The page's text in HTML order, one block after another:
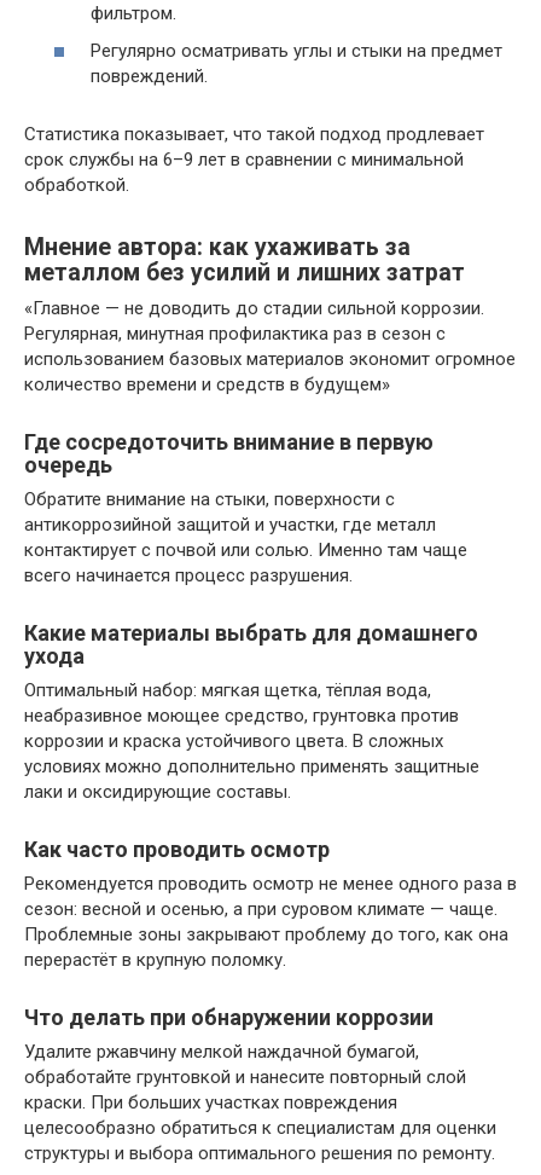
фильтром.
Регулярно осматривать углы и стыки на предмет
повреждений.
Статистика показывает, что такой подход продлевает
срок службы на 6–9 лет в сравнении с минимальной
обработкой.
Мнение автора: как ухаживать за
металлом без усилий и лишних затрат
«Главное — не доводить до стадии сильной коррозии.
Регулярная, минутная профилактика раз в сезон с
использованием базовых материалов экономит огромное
количество времени и средств в будущем»
Где сосредоточить внимание в первую
очередь
Обратите внимание на стыки, поверхности с
антикоррозийной защитой и участки, где металл
контактирует с почвой или солью. Именно там чаще
всего начинается процесс разрушения.
Какие материалы выбрать для домашнего
ухода
Оптимальный набор: мягкая щетка, тёплая вода,
неабразивное моющее средство, грунтовка против
коррозии и краска устойчивого цвета. В сложных
условиях можно дополнительно применять защитные
лаки и оксидирующие составы.
Как часто проводить осмотр
Рекомендуется проводить осмотр не менее одного раза в
сезон: весной и осенью, а при суровом климате — чаще.
Проблемные зоны закрывают проблему до того, как она
перерастёт в крупную поломку.
Что делать при обнаружении коррозии
Удалите ржавчину мелкой наждачной бумагой,
обработайте грунтовкой и нанесите повторный слой
краски. При больших участках повреждения
целесообразно обратиться к специалистам для оценки
структуры и выбора оптимального решения по ремонту.